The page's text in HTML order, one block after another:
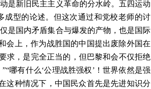
是新旧民主主义革命的分水岭。五四运动
成型的论述。但这次通过和党校老师的讨
是国内矛盾集合与爆发的产物，也是国际
会上，作为战胜国的中国提出废除外国在
求，是完全正当的，但巴黎和会不仅拒绝
哪有什么‘公理战胜强权’！世界依然是强
这种情况下，中国民众首先是先进知识分